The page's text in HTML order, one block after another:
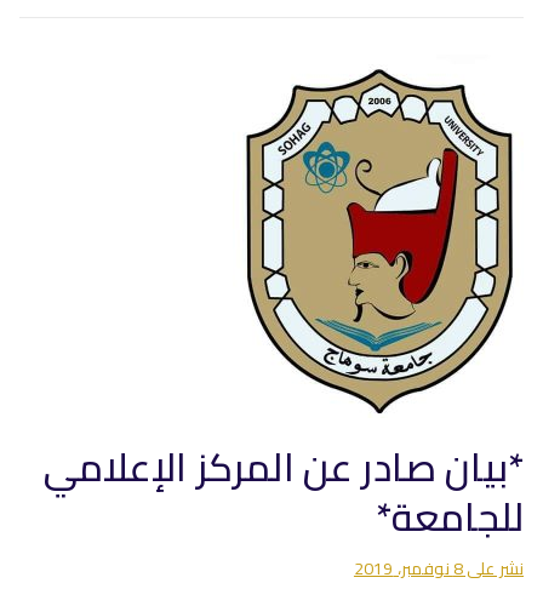
*بيان صادر عن المركز الإعلامي
للجامعة*
نشر على8 نوفمبر، 2019